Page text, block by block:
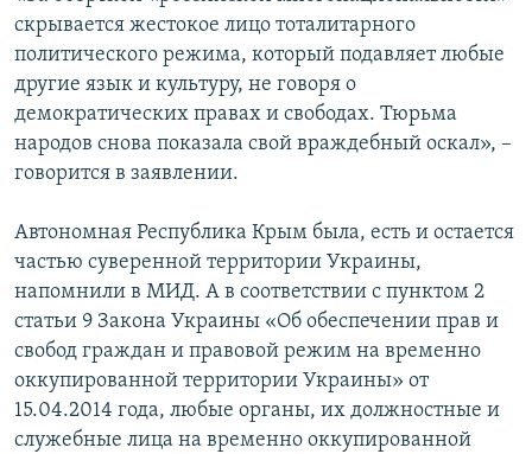
скрывается жестокое лицо тоталитарного
политического режима, который подавляет любые
другие язык и культуру, не говоря о
демократических правах и свободах. Тюрьма
народов снова показала свой враждебный оскал», –
говорится в заявлении.
Автономная Республика Крым была, есть и остается
частью суверенной территории Украины,
напомнили в МИД. А в соответствии с пунктом 2
статьи 9 Закона Украины «Об обеспечении прав и
свобод граждан и правовой режим на временно
оккупированной территории Украины» от
15.04.2014 года, любые органы, их должностные и
служебные лица на временно оккупированной